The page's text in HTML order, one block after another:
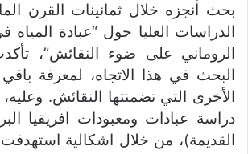
بحث أنجزه خلال ثمانينات القرن
الدراسات العليا حول “عبادة المياه
الروماني على ضوء النقائش”،
البحث في هذا الاتجاه، لمعرفة
الأخرى التي تضمنتها النقائش.
دراسة عبادات ومعبودات افريقيا
القديمة)، من خلال اشكالية